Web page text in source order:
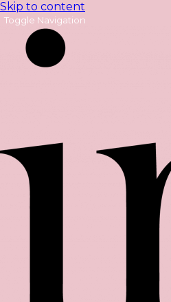
Skip to content
Toggle Navigation